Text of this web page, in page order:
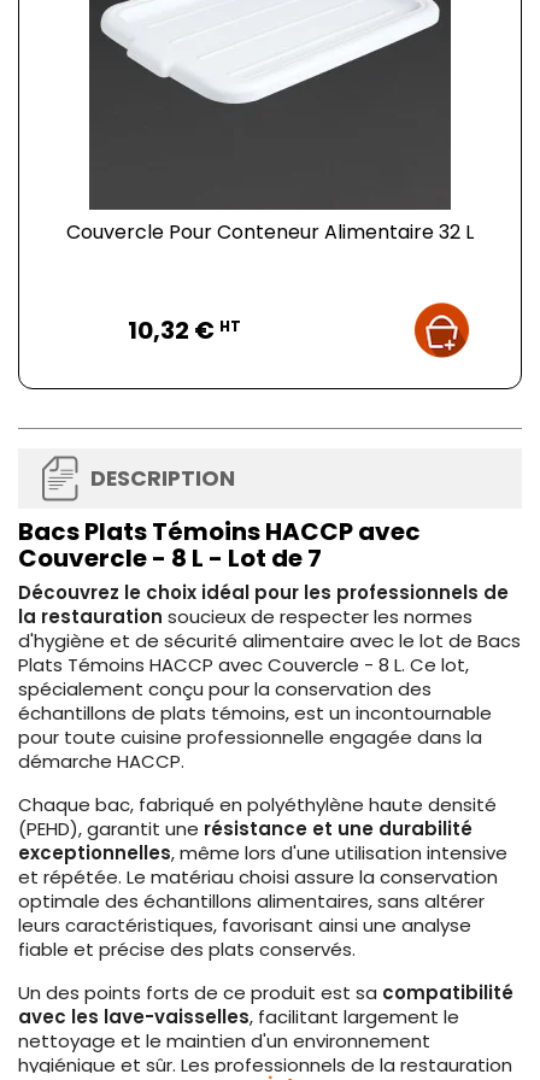
Couvercle Pour Conteneur Alimentaire 32 L
10,32 € HT
DESCRIPTION
Bacs Plats Témoins HACCP avec
Couvercle - 8 L - Lot de 7
Découvrez le choix idéal pour les professionnels de
la restauration soucieux de respecter les normes
d'hygiène et de sécurité alimentaire avec le lot de Bacs
Plats Témoins HACCP avec Couvercle - 8 L. Ce lot,
spécialement conçu pour la conservation des
échantillons de plats témoins, est un incontournable
pour toute cuisine professionnelle engagée dans la
démarche HACCP.
Chaque bac, fabriqué en polyéthylène haute densité
(PEHD), garantit une résistance et une durabilité
exceptionnelles, même lors d'une utilisation intensive
et répétée. Le matériau choisi assure la conservation
optimale des échantillons alimentaires, sans altérer
leurs caractéristiques, favorisant ainsi une analyse
fiable et précise des plats conservés.
Un des points forts de ce produit est sa compatibilité
avec les lave-vaisselles, facilitant largement le
nettoyage et le maintien d'un environnement
hygiénique et sûr. Les professionnels de la restauration